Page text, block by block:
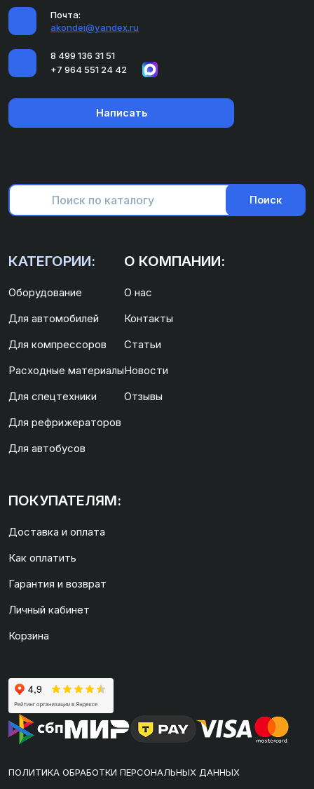
Почта:
akondei@yandex.ru
8 499 136 31 51
+7 964 551 24 42
Написать
Поиск
КАТЕГОРИИ:
Оборудование
Для автомобилей
Для компрессоров
Расходные материалы
Для спецтехники
Для рефрижераторов
Для автобусов
О КОМПАНИИ:
О нас
Контакты
Статьи
Новости
Отзывы
ПОКУПАТЕЛЯМ:
Доставка и оплата
Как оплатить
Гарантия и возврат
Личный кабинет
Корзина
ПОЛИТИКА ОБРАБОТКИ ПЕРСОНАЛЬНЫХ ДАННЫХ